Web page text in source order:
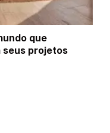
que
seus projetos